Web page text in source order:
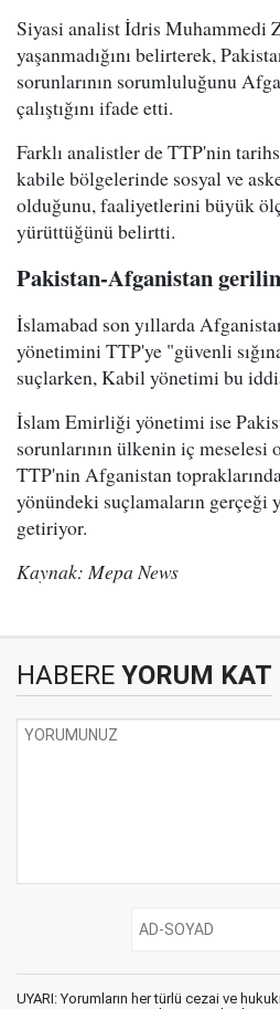
Siyasi analist İdris Muhammedi
yaşanmadığını belirterek,
sorunlarının sorumluluğunu
çalıştığını ifade etti.
Farklı analistler de TTP'nin
kabile bölgelerinde sosyal ve
olduğunu, faaliyetlerini büyük
yürüttüğünü belirtti.
Pakistan-Afganistan
İslamabad son yıllarda
yönetimini TTP'ye "güvenli
suçlarken, Kabil yönetimi bu
İslam Emirliği yönetimi ise
sorunlarının ülkenin iç meselesi
TTP'nin Afganistan
yönündeki suçlamaların gerçeği
getiriyor.
Kaynak: Mepa News
HABERE YORUM KAT
UYARI: Yorumların her türlü cezai ve